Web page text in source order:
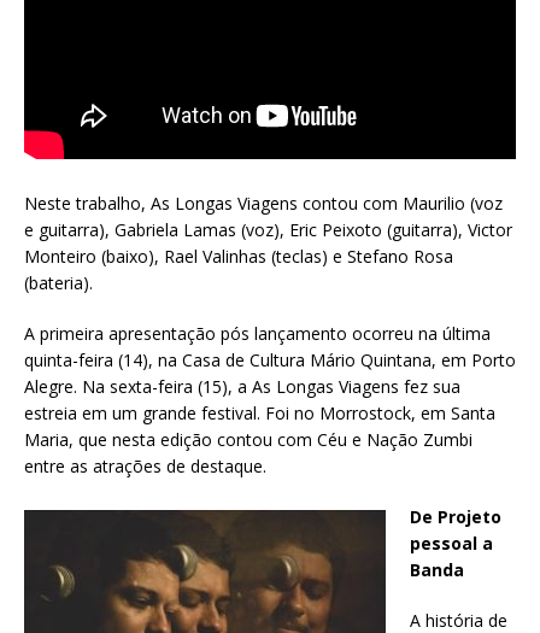
Neste trabalho, As Longas Viagens contou com Maurilio (voz
e guitarra), Gabriela Lamas (voz), Eric Peixoto (guitarra), Victor
Monteiro (baixo), Rael Valinhas (teclas) e Stefano Rosa
(bateria).
A primeira apresentação pós lançamento ocorreu na última
quinta-feira (14), na Casa de Cultura Mário Quintana, em Porto
Alegre. Na sexta-feira (15), a As Longas Viagens fez sua
estreia em um grande festival. Foi no Morrostock, em Santa
Maria, que nesta edição contou com Céu e Nação Zumbi
entre as atrações de destaque.
De Projeto
pessoal a
Banda
A história de